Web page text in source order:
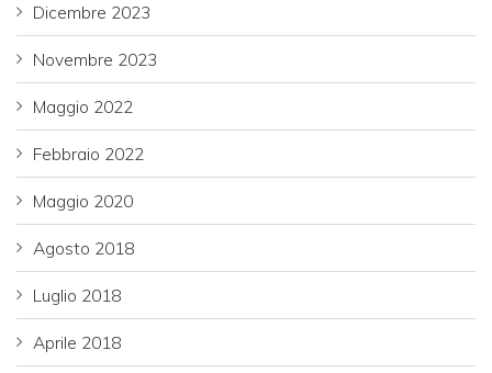
Dicembre 2023
Novembre 2023
Maggio 2022
Febbraio 2022
Maggio 2020
Agosto 2018
Luglio 2018
Aprile 2018